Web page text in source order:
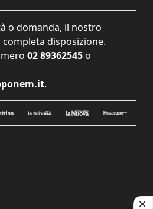
o domanda, il nostro
disposizione.
02 89362545 o
.